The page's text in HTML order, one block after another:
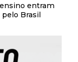
entram
Brasil